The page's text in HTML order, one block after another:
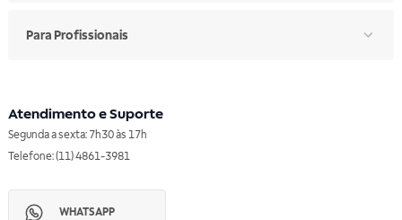
Para Profissionais
Atendimento e Suporte
Segunda a sexta: 7h30 às 17h
Telefone: (11) 4861-3981
WHATSAPP